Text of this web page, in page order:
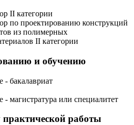
II категории
по проектированию конструкций
из полимерных
II категории
и обучению
- бакалавриат
- магистратура или специалитет
работы